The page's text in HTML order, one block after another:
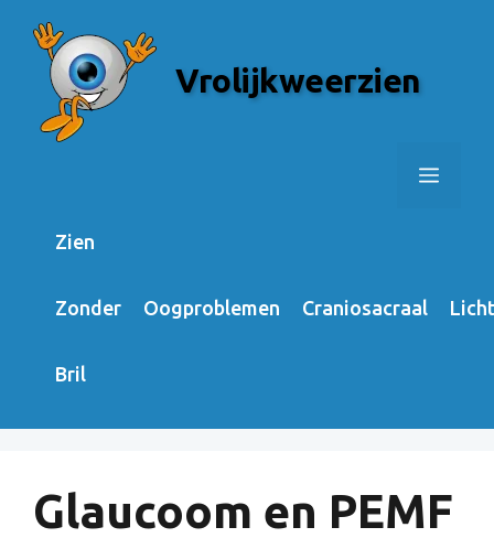
content
Vrolijkweerzien
Menu
Zien
Zonder
Bril
Oogproblemen Craniosacraal Licht
Glaucoom en PEMF